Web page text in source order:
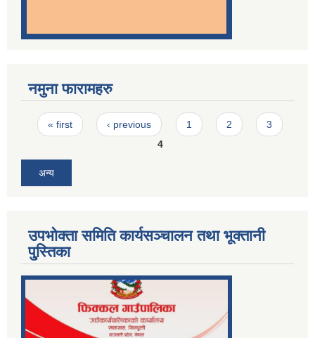
नमुना फारामहरु
Pages
« first ‹ previous 1 2
3
4
अन्य
उपभोक्ता समिति कार्यसञ्चालन तथा भूक्तानी
पु्स्तिका